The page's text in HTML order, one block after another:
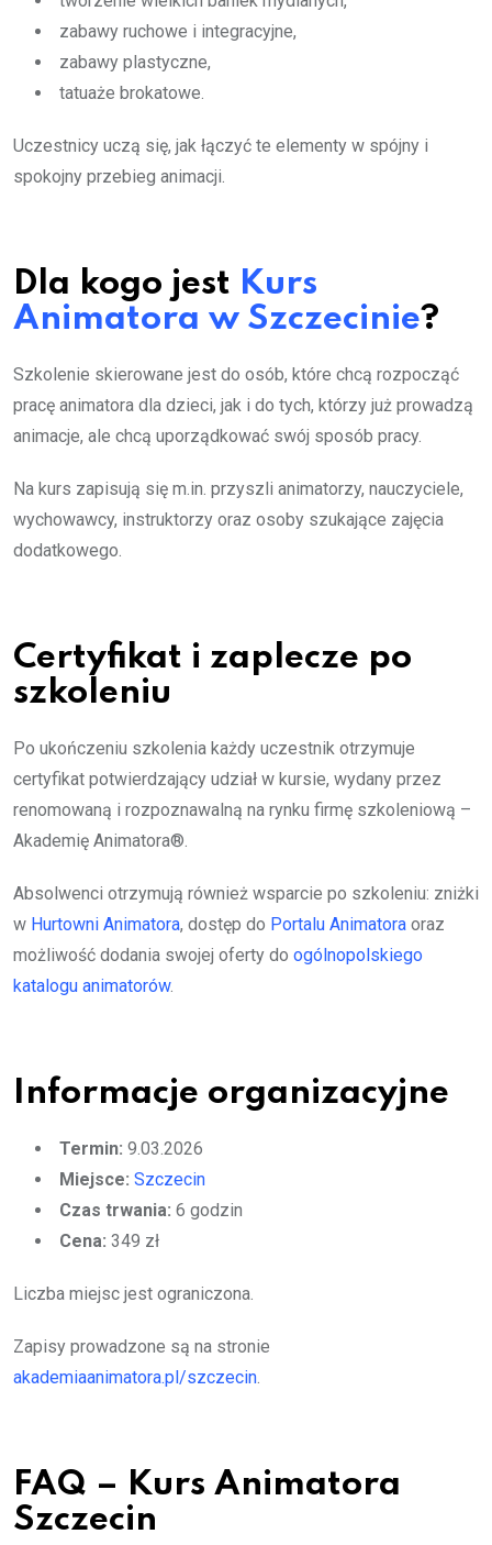
zabawy ruchowe i integracyjne,
zabawy plastyczne,
tatuaże brokatowe.
Uczestnicy uczą się, jak łączyć te elementy w spójny i
spokojny przebieg animacji.
Dla kogo jest Kurs
Animatora w Szczecinie?
Szkolenie skierowane jest do osób, które chcą rozpocząć
pracę animatora dla dzieci, jak i do tych, którzy już prowadzą
animacje, ale chcą uporządkować swój sposób pracy.
Na kurs zapisują się m.in. przyszli animatorzy, nauczyciele,
wychowawcy, instruktorzy oraz osoby szukające zajęcia
dodatkowego.
Certyfikat i zaplecze po
szkoleniu
Po ukończeniu szkolenia każdy uczestnik otrzymuje
certyfikat potwierdzający udział w kursie, wydany przez
renomowaną i rozpoznawalną na rynku firmę szkoleniową –
Akademię Animatora®.
Absolwenci otrzymują również wsparcie po szkoleniu: zniżki
w Hurtowni Animatora, dostęp do Portalu Animatora oraz
możliwość dodania swojej oferty do ogólnopolskiego
katalogu animatorów.
Informacje organizacyjne
Termin: 9.03.2026
Miejsce: Szczecin
Czas trwania: 6 godzin
Cena: 349 zł
Liczba miejsc jest ograniczona.
Zapisy prowadzone są na stronie
akademiaanimatora.pl/szczecin.
FAQ – Kurs Animatora
Szczecin